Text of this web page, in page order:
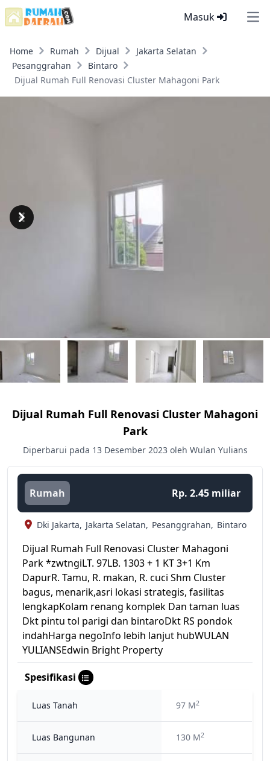
Masuk
Home Rumah Dijual
Jakarta Selatan
Pesanggrahan
Bintaro
Dijual Rumah Full Renovasi Cluster Mahagoni Park
Previous
Next
Dijual Rumah Full Renovasi Cluster Mahagoni
Park
Diperbarui pada 13 Desember 2023 oleh Wulan Yulians
Rumah Rp. 2.45 miliar
Dki Jakarta, Jakarta Selatan, Pesanggrahan, Bintaro
Dijual Rumah Full Renovasi Cluster Mahagoni
Park *zwtngiLT. 97LB. 1303 + 1 KT 3+1 Km
DapurR. Tamu, R. makan, R. cuci Shm Cluster
bagus, menarik,asri lokasi strategis, fasilitas
lengkapKolam renang komplek Dan taman luas
Dkt pintu tol parigi dan bintaroDkt RS pondok
indahHarga negoInfo lebih lanjut hubWULAN
YULIANSEdwin Bright Property
Spesifikasi
Luas Tanah 97 M2
Luas Bangunan 130 M2